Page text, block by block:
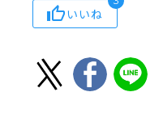
いいね